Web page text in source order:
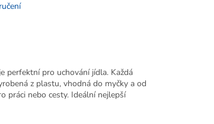
perfektní pro uchování jídla. Každá
z plastu, vhodná do myčky a od
práci nebo cesty. Ideální nejlepší